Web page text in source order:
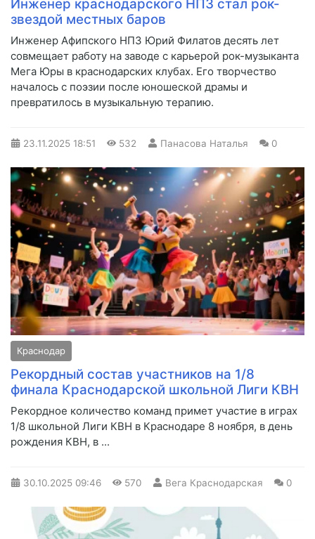
Инженер краснодарского НПЗ стал рок-
звездой местных баров
Инженер Афипского НПЗ Юрий Филатов десять лет
совмещает работу на заводе с карьерой рок-музыканта
Мега Юры в краснодарских клубах. Его творчество
началось с поэзии после юношеской драмы и
превратилось в музыкальную терапию.
23.11.2025 18:51 532 Панасова Наталья 0
Краснодар
Рекордный состав участников на 1/8
финала Краснодарской школьной Лиги КВН
Рекордное количество команд примет участие в играх
1/8 школьной Лиги КВН в Краснодаре 8 ноября, в день
рождения КВН, в ...
30.10.2025 09:46 570 Вега Краснодарская 0